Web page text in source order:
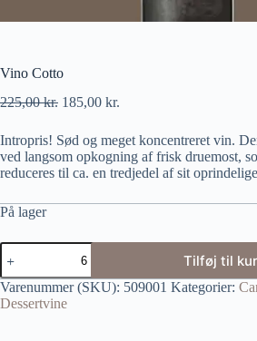
Vino Cotto
225,00kr. 185,00 kr.
Intropris! Sød og meget koncentreret vin.
ved langsom opkogning af frisk druemost,
reduceres til ca. en tredjedel af sit
På lager
Tilføj til
Varenummer (SKU): 509001 Kategorier:
Dessertvine